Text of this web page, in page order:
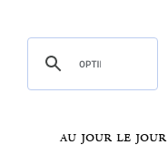
au jour le jour